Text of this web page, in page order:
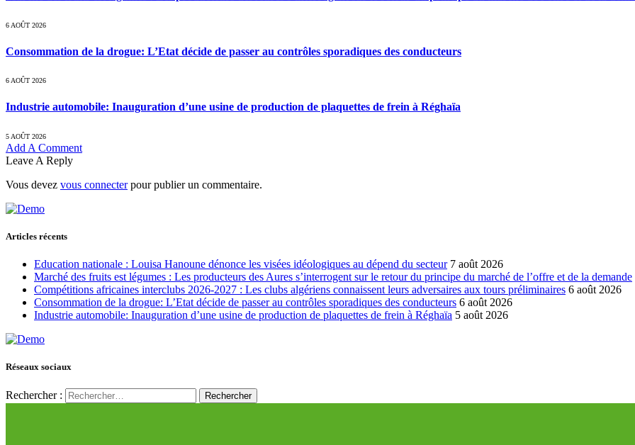
6 AOÛT 2026
Consommation de la drogue: L’Etat décide de passer au contrôles sporadiques des conducteurs
6 AOÛT 2026
Industrie automobile: Inauguration d’une usine de production de plaquettes de frein à Réghaïa
5 AOÛT 2026
Add A Comment
Leave A Reply
Vous devez vous connecterpour publier un commentaire.
Articles récents
Education nationale : Louisa Hanoune dénonce les visées idéologiques au dépend du secteur 7 août 2026
Marché des fruits est légumes : Les producteurs des Aures s’interrogent sur le retour du principe du marché de l’offre et de la demande
Compétitions africaines interclubs 2026-2027 : Les clubs algériens connaissent leurs adversaires aux tours préliminaires 6 août 2026
Consommation de la drogue: L’Etat décide de passer au contrôles sporadiques des conducteurs 6 août 2026
Industrie automobile: Inauguration d’une usine de production de plaquettes de frein à Réghaïa 5 août 2026
Réseaux sociaux
Rechercher :